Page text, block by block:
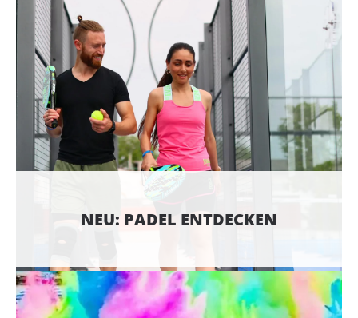
NEU: PADEL ENTDECKEN